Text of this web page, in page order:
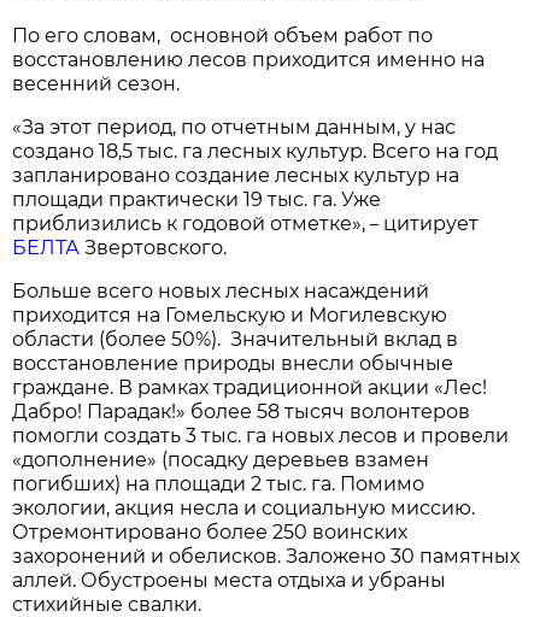
По его словам, основной объем работ по
восстановлению лесов приходится именно на
весенний сезон.
«За этот период, по отчетным данным, у нас
создано 18,5 тыс. га лесных культур. Всего на год
запланировано создание лесных культур на
площади практически 19 тыс. га. Уже
приблизились к годовой отметке»,– цитирует
БЕЛТАЗвертовского.
Больше всего новых лесных насаждений
приходится на Гомельскую и Могилевскую
области (более 50%). Значительный вклад в
восстановление природы внесли обычные
граждане. В рамках традиционной акции «Лес!
Дабро! Парадак!» более 58 тысяч волонтеров
помогли создать 3 тыс. га новых лесов и провели
«дополнение» (посадку деревьев взамен
погибших) на площади 2 тыс. га. Помимо
экологии, акция несла и социальную миссию.
Отремонтировано более 250 воинских
захоронений и обелисков. Заложено 30 памятных
аллей. Обустроены места отдыха и убраны
стихийные свалки.